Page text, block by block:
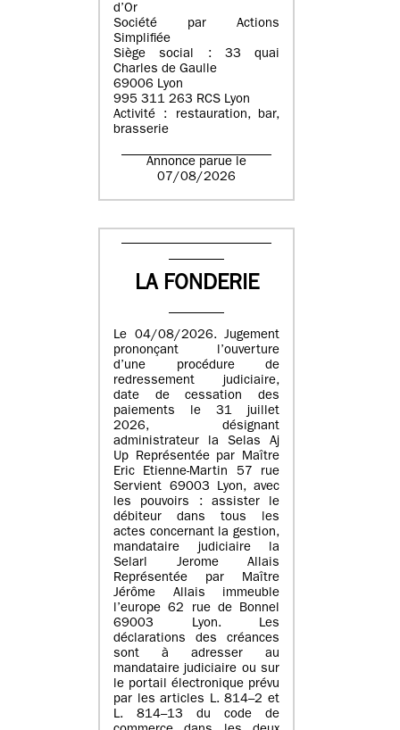
d’Or
Société par Actions
Simplifiée
Siège social : 33 quai
Charles de Gaulle
69006 Lyon
995 311 263 RCS Lyon
Activité : restauration, bar,
brasserie
Annonce parue le
07/08/2026
LA FONDERIE
Le 04/08/2026. Jugement
prononçant l’ouverture
d’une procédure de
redressement judiciaire,
date de cessation des
paiements le 31 juillet
2026, désignant
administrateur la Selas Aj
Up Représentée par Maître
Eric Etienne-Martin 57 rue
Servient 69003 Lyon, avec
les pouvoirs : assister le
débiteur dans tous les
actes concernant la gestion,
mandataire judiciaire la
Selarl Jerome Allais
Représentée par Maître
Jérôme Allais immeuble
l’europe 62 rue de Bonnel
69003 Lyon. Les
déclarations des créances
sont à adresser au
mandataire judiciaire ou sur
le portail électronique prévu
par les articles L. 814–2 et
L. 814–13 du code de